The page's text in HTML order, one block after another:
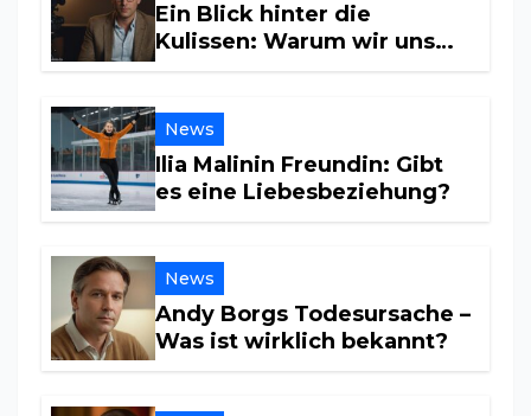
Ein Blick hinter die
Kulissen: Warum wir uns
News
Ilia Malinin Freundin: Gibt
es eine Liebesbeziehung?
News
Andy Borgs Todesursache –
Was ist wirklich bekannt?